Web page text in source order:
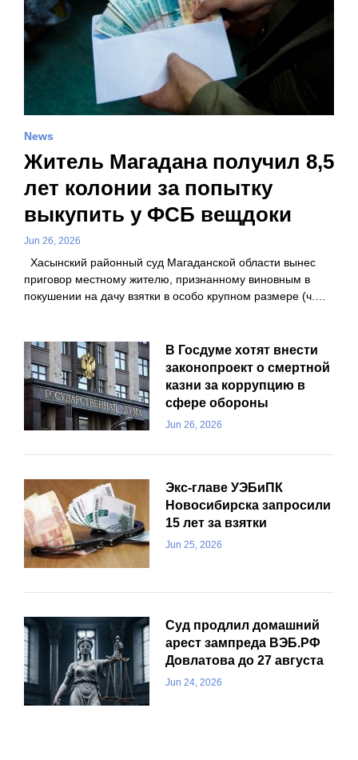
News
Житель Магадана получил 8,5
лет колонии за попытку
выкупить у ФСБ вещдоки
Jun 26, 2026
Хасынский районный суд Магаданской области вынес
приговор местному жителю, признанному виновным в
покушении на дачу взятки в особо крупном размере (ч.…
В Госдуме хотят внести
законопроект о смертной
казни за коррупцию в
сфере обороны
Jun 26, 2026
Экс-главе УЭБиПК
Новосибирска запросили
15 лет за взятки
Jun 25, 2026
Суд продлил домашний
арест зампреда ВЭБ.РФ
Довлатова до 27 августа
Jun 24, 2026